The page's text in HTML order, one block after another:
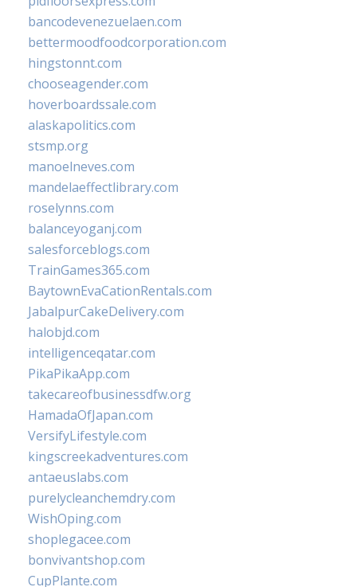
bancodevenezuelaen.com
bettermoodfoodcorporation.com
hingstonnt.com
chooseagender.com
hoverboardssale.com
alaskapolitics.com
stsmp.org
manoelneves.com
mandelaeffectlibrary.com
roselynns.com
balanceyoganj.com
salesforceblogs.com
TrainGames365.com
BaytownEvaCationRentals.com
JabalpurCakeDelivery.com
halobjd.com
intelligenceqatar.com
PikaPikaApp.com
takecareofbusinessdfw.org
HamadaOfJapan.com
VersifyLifestyle.com
kingscreekadventures.com
antaeuslabs.com
purelycleanchemdry.com
WishOping.com
shoplegacee.com
bonvivantshop.com
CupPlante.com